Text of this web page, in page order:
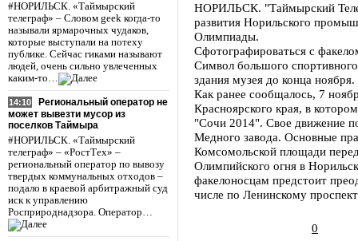
#НОРИЛЬСК. «Таймырский
телеграф» – Словом geek когда-то
называли ярмарочных чудаков,
которые выступали на потеху
публике. Сейчас гиками называют
людей, очень сильно увлеченных
каким-то…
14:10
Региональный оператор не
может вывезти мусор из
поселков Таймыра
#НОРИЛЬСК. «Таймырский
телеграф» – «РостТех» –
региональный оператор по вывозу
твердых коммунальных отходов –
подало в краевой арбитражный суд
иск к управлению
Росприроднадзора. Оператор…
НОРИЛЬСК. "Таймырский
развития Норильского
Олимпиады.
Сфотографироваться с
Символ большого
здания музея до конца ноября.
Как ранее сообщалось, 7
Красноярского края, в
"Сочи 2014". Свое движение
Медного завода. Основные
Комсомольской площади
Олимпийского огня в
факелоносцам предстоит
числе по Ленинскому
0